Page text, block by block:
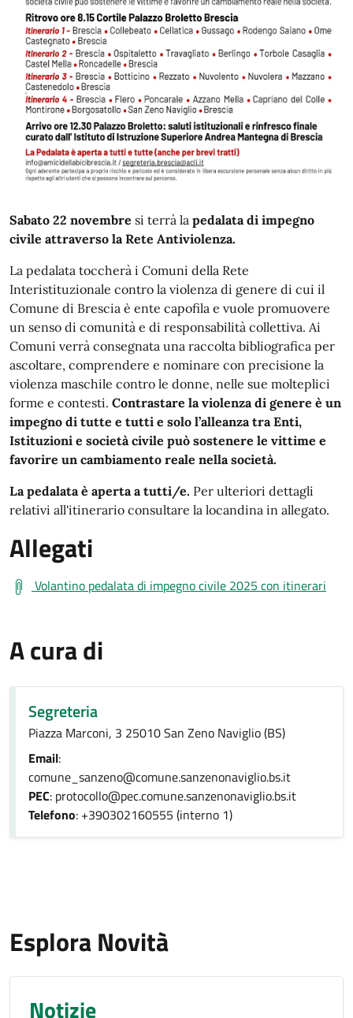
Sabato 22 novembre si terrà la pedalata di impegno
civile attraverso la Rete Antiviolenza.
La pedalata toccherà i Comuni della Rete
Interistituzionale contro la violenza di genere di cui il
Comune di Brescia è ente capofila e vuole promuovere
un senso di comunità e di responsabilità collettiva. Ai
Comuni verrà consegnata una raccolta bibliografica per
ascoltare, comprendere e nominare con precisione la
violenza maschile contro le donne, nelle sue molteplici
forme e contesti. Contrastare la violenza di genere è un
impegno di tutte e tutti e solo l’alleanza tra Enti,
Istituzioni e società civile può sostenere le vittime e
favorire un cambiamento reale nella società.
La pedalata è aperta a tutti/e. Per ulteriori dettagli
relativi all'itinerario consultare la locandina in allegato.
Allegati
Volantino pedalata di impegno civile 2025 con itinerari
A cura di
Segreteria
Piazza Marconi, 3 25010 San Zeno Naviglio (BS)
Email:
comune_sanzeno@comune.sanzenonaviglio.bs.it
PEC: protocollo@pec.comune.sanzenonaviglio.bs.it
Telefono: +390302160555 (interno 1)
Esplora Novità
Notizie